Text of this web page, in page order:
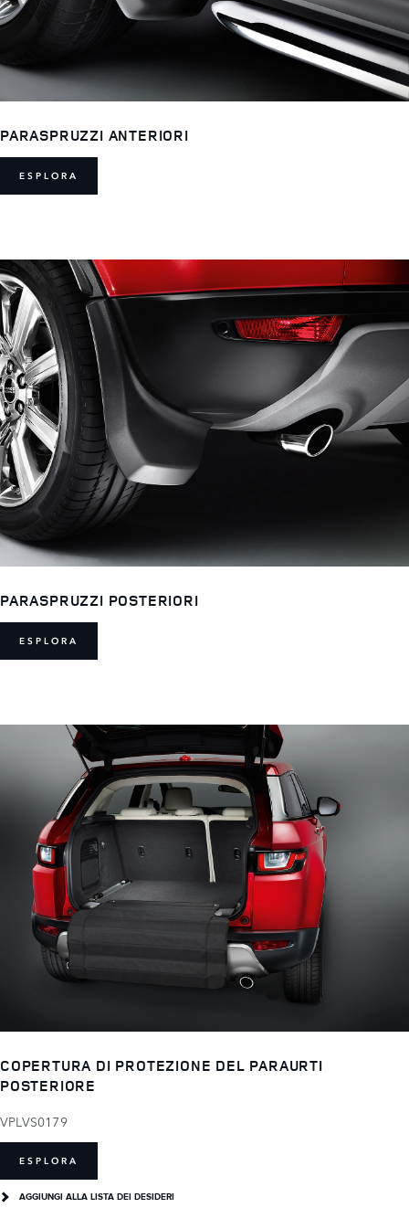
PARASPRUZZI ANTERIORI
ESPLORA
PARASPRUZZI POSTERIORI
ESPLORA
COPERTURA DI PROTEZIONE DEL PARAURTI
POSTERIORE
VPLVS0179
ESPLORA
AGGIUNGI ALLA LISTA DEI DESIDERI